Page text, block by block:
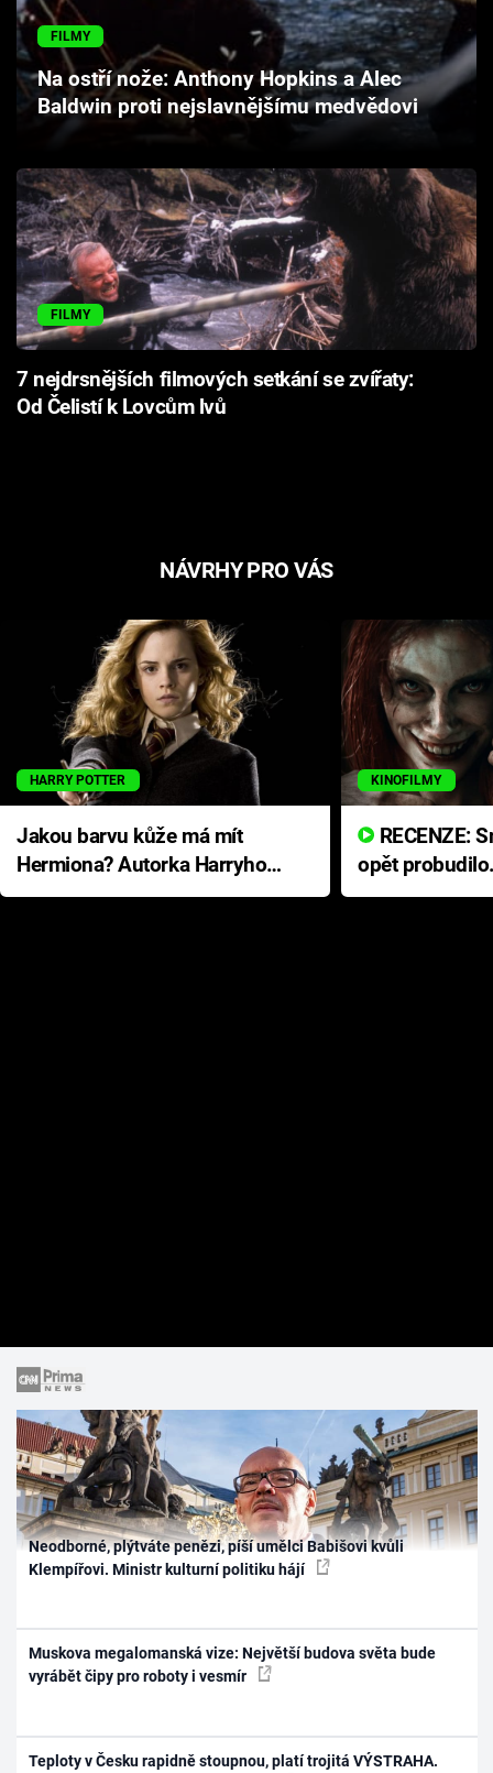
Cool Esport
Pořady
TV Program
Sledujte prima+
Přihlášení
Sledujte nás
FILMY
Na ostří nože: Anthony Hopkins a Alec
Baldwin proti nejslavnějšímu medvědovi
FILMY
7 nejdrsnějších filmových setkání se zvířaty:
Od Čelistí k Lovcům lvů
NÁVRHY PRO VÁS
HARRY POTTER
Jakou barvu kůže má mít
Hermiona? Autorka Harryho
Pottera přišla s ráznou
KINOFILMY
opět
přichází s
Neodborné, plýtváte penězi, píší umělci Babišovi kvůli
Klempířovi. Ministr kulturní politiku hájí
Muskova megalomanská vize: Největší budova světa bude
vyrábět čipy pro roboty i vesmír
Teploty v Česku rapidně stoupnou, platí trojitá VÝSTRAHA.